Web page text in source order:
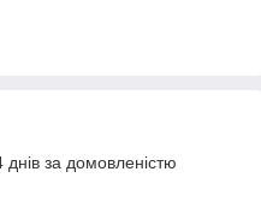
за домовленістю